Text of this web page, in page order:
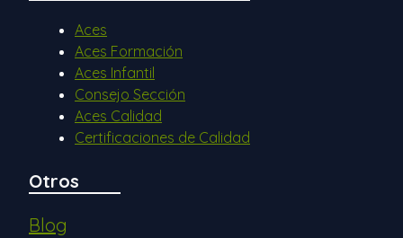
Aces
Aces Formación
Aces Infantil
Consejo Sección
Aces Calidad
Certificaciones de Calidad
Otros
Blog